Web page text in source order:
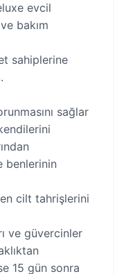
evcil
bakım
sahiplerine
sağlar
benlerinin
cilt tahrişlerini
ve güvercinler
15 gün sonra